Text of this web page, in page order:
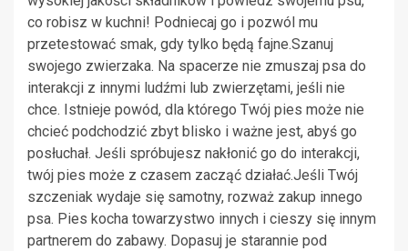
co robisz w kuchni! Podniecaj go i pozwól mu
przetestować smak, gdy tylko będą fajne.Szanuj
swojego zwierzaka. Na spacerze nie zmuszaj psa do
interakcji z innymi ludźmi lub zwierzętami, jeśli nie
chce. Istnieje powód, dla którego Twój pies może nie
chcieć podchodzić zbyt blisko i ważne jest, abyś go
posłuchał. Jeśli spróbujesz nakłonić go do interakcji,
twój pies może z czasem zacząć działać.Jeśli Twój
szczeniak wydaje się samotny, rozważ zakup innego
psa. Pies kocha towarzystwo innych i cieszy się innym
partnerem do zabawy. Dopasuj je starannie pod